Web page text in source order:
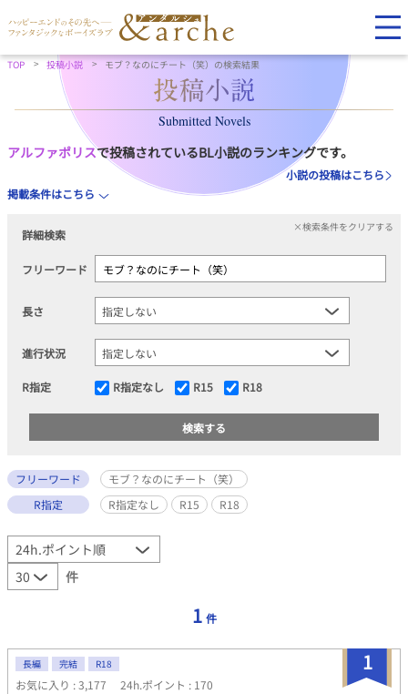
TOP 投稿小説 モブ？なのにチート（笑）の検索結果
Submitted Novels
アルファポリスで投稿されているBL小説のランキングです。
小説の投稿はこちら
掲載条件はこちら
詳細検索
×検索条件をクリアする
フリーワード
長さ
進行状況
R指定 R指定なし R15 R18
フリーワード
モブ？なのにチート（笑）
R指定
R指定なし R15 R18
件
1 件
1
長編 完結 R18
お気に入り : 3,177 24h.ポイント : 170